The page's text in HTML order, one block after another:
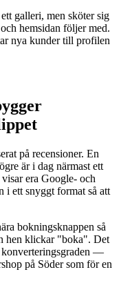
galleri, men sköter sig
hemsidan följer med.
nya kunder till profilen
på recensioner. En
är i dag närmast ett
era Google- och
i ett snyggt format så att
bokningsknappen så
hen klickar "boka". Det
konverteringsgraden —
på Söder som för en